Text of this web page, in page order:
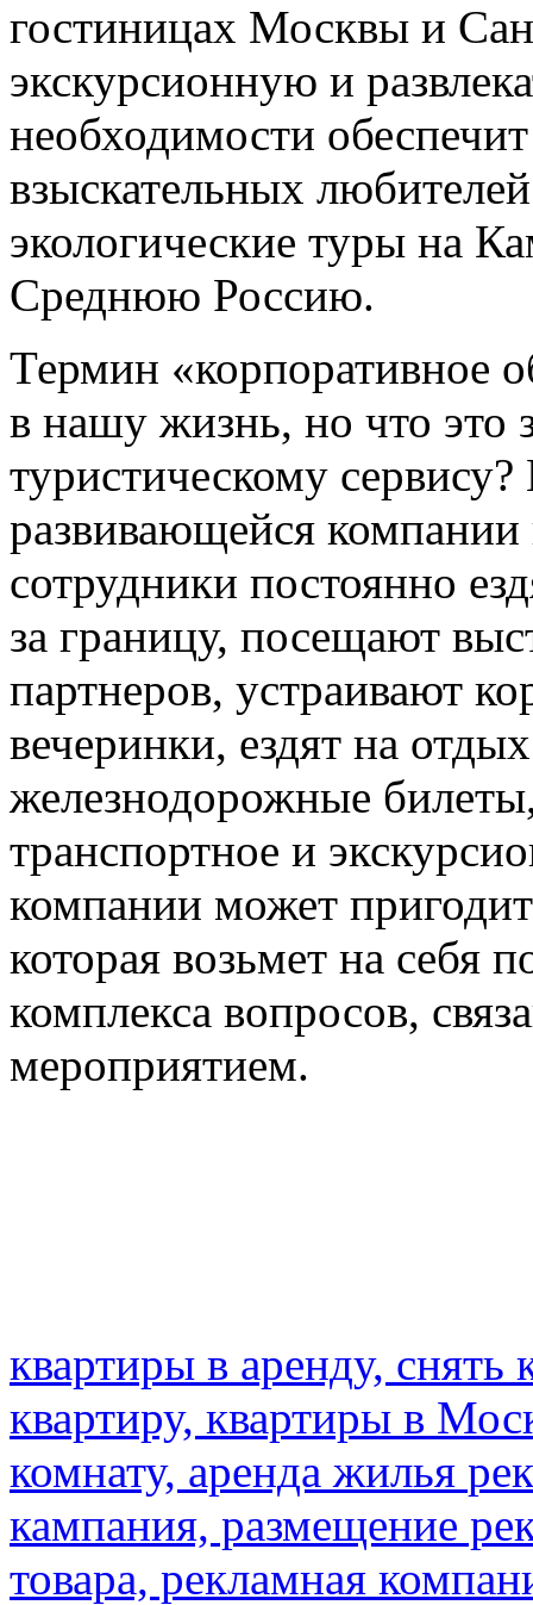
гостиницах Москвы и
экскурсионную и
необходимости
взыскательных
экологические туры на
Среднюю Россию.
Термин «корпоративное
в нашу жизнь, но что это
туристическому
развивающейся компании
сотрудники постоянно
за границу, посещают
партнеров, устраивают
вечеринки, ездят на
железнодорожные
транспортное и
компании может
которая возьмет на себя
комплекса вопросов,
мероприятием.
квартиры в аренду, снять
квартиру, квартиры в
комнату, аренда жилья
кампания, размещение
товара, рекламная